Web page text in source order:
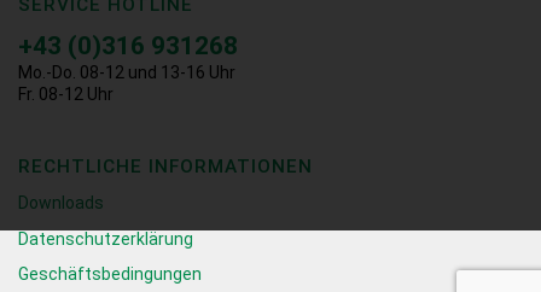
SERVICE HOTLINE
+43 (0)316 931268
Mo.-Do. 08-12 und 13-16 Uhr
Fr. 08-12 Uhr
RECHTLICHE INFORMATIONEN
Downloads
Datenschutzerklärung
Geschäftsbedingungen